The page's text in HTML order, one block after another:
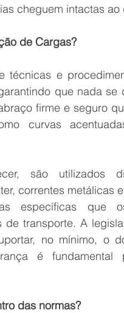
cheguem intactas ao
de Cargas?
e
que nada se
firme e seguro
curvas
são utilizados
correntes metálicas
específicas que
transporte. A
no mínimo, o
é
das normas?